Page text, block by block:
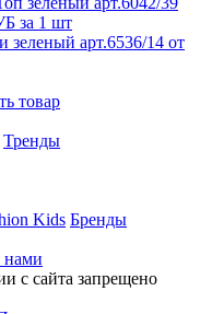
за 1 шт
зеленый арт.6536/14 от
товар
Тренды
Kids Бренды
нами
с сайта запрещено